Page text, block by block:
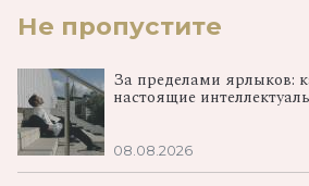
Не пропустите
За пределами ярлыков:
настоящие
08.08.2026